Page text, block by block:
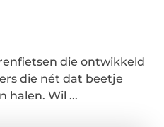
die ontwikkeld
die nét dat beetje
halen. Wil ...